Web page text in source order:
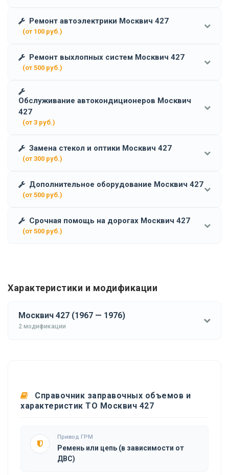
Ремонт автоэлектрики Москвич 427
(от 100 руб.)
Ремонт выхлопных систем Москвич 427
(от 500 руб.)
Обслуживание автокондиционеров Москвич
427
(от 3 руб.)
Замена стекол и оптики Москвич 427
(от 300 руб.)
Дополнительное оборудование Москвич 427
(от 500 руб.)
Срочная помощь на дорогах Москвич 427
(от 500 руб.)
Характеристики и модификации
Москвич 427 (1967 — 1976)
2 модификации
Справочник заправочных объемов и
характеристик ТО Москвич 427
Привод ГРМ
Ремень или цепь (в зависимости от
ДВС)